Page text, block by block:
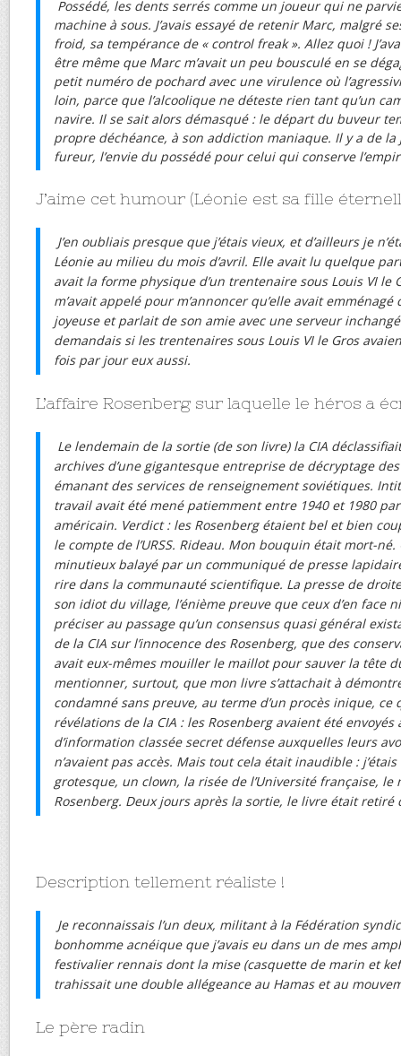
Possédé, les dents serrés comme un joueur qui ne
machine à sous. J’avais essayé de retenir Marc, malgré
froid, sa tempérance de « control freak ». Allez quoi !
être même que Marc m’avait un peu bousculé en se
petit numéro de pochard avec une virulence où
loin, parce que l’alcoolique ne déteste rien tant qu’un
navire. Il se sait alors démasqué : le départ du buveur
propre déchéance, à son addiction maniaque. Il y a de
fureur, l’envie du possédé pour celui qui conserve
J’aime cet humour (Léonie est sa fille
J’en oubliais presque que j’étais vieux, et d’ailleurs je
Léonie au milieu du mois d’avril. Elle avait lu quelque
avait la forme physique d’un trentenaire sous Louis VI le
m’avait appelé pour m’annoncer qu’elle avait emménagé
joyeuse et parlait de son amie avec une serveur
demandais si les trentenaires sous Louis VI le Gros
fois par jour eux aussi.
L’affaire Rosenberg sur laquelle le héros a
Le lendemain de la sortie (de son livre) la CIA
archives d’une gigantesque entreprise de décryptage
émanant des services de renseignement soviétiques.
travail avait été mené patiemment entre 1940 et 1980
américain. Verdict : les Rosenberg étaient bel et bien
le compte de l’URSS. Rideau. Mon bouquin était mort-
minutieux balayé par un communiqué de presse
rire dans la communauté scientifique. La presse de
son idiot du village, l’énième preuve que ceux d’en face
préciser au passage qu’un consensus quasi général
de la CIA sur l’innocence des Rosenberg, que des
avait eux-mêmes mouiller le maillot pour sauver la tête
mentionner, surtout, que mon livre s’attachait à
condamné sans preuve, au terme d’un procès inique, ce
révélations de la CIA : les Rosenberg avaient été
d’information classée secret défense auxquelles leurs
n’avaient pas accès. Mais tout cela était inaudible :
grotesque, un clown, la risée de l’Université française,
Rosenberg. Deux jours après la sortie, le livre était retiré
Description tellement réaliste !
Je reconnaissais l’un deux, militant à la Fédération
bonhomme acnéique que j’avais eu dans un de mes
festivalier rennais dont la mise (casquette de marin et
trahissait une double allégeance au Hamas et au
Le père radin